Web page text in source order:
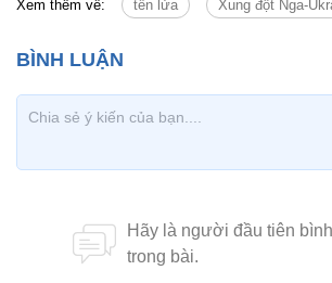
Xem thêm về: tên lửa Xung đột Nga-